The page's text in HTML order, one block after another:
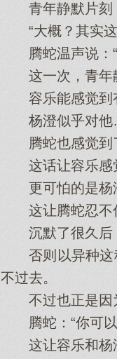
青年静默片刻：
“大概？其实这
腾蛇温声说：“
这一次，青年
容乐能感觉到有
杨澄似乎对他
腾蛇也感觉到了
这话让容乐感觉
更可怕的是杨
这让腾蛇忍不住
沉默了很久后，
否则以异种这种
不过去。
不过也正是因为
腾蛇：“你可以
这让容乐和杨澄